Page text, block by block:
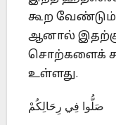
கூற
ஆனால்
சொற்களைக்
உள்ளது.
صَلُّوا فِي رِحَالِكُمْ